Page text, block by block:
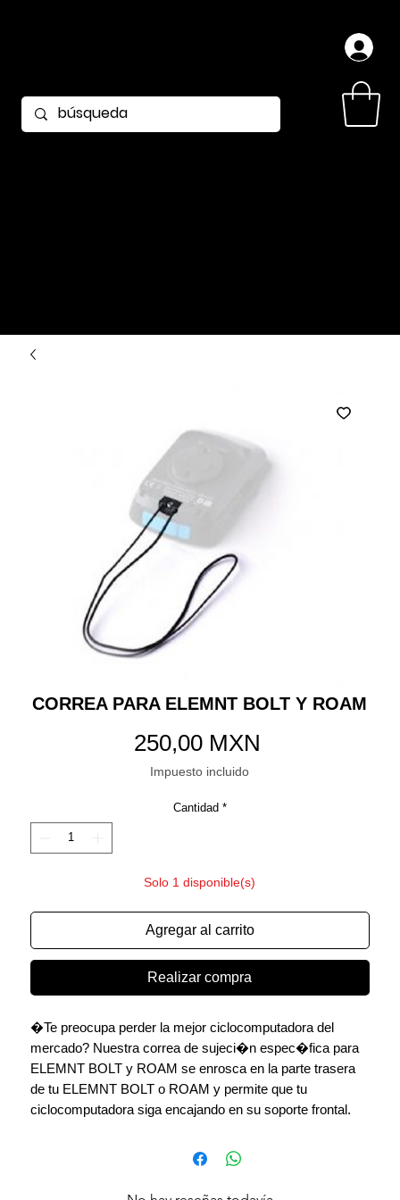
CORREA PARA ELEMNT BOLT Y ROAM
250,00 MXN
Impuesto incluido
Cantidad *
Solo 1 disponible(s)
Agregar al carrito
Realizar compra
�Te preocupa perder la mejor ciclocomputadora del
mercado? Nuestra correa de sujeci�n espec�fica para
ELEMNT BOLT y ROAM se enrosca en la parte trasera
de tu ELEMNT BOLT o ROAM y permite que tu
ciclocomputadora siga encajando en su soporte frontal.